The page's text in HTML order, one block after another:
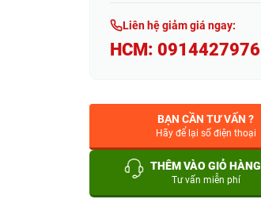
Liên hệ giảm giá ngay:
HCM: 0914427976
BẠN CẦN TƯ VẤN ?
Hãy để lại số điện thoại
THÊM VÀO GIỎ HÀNG
Tư vấn miễn phí